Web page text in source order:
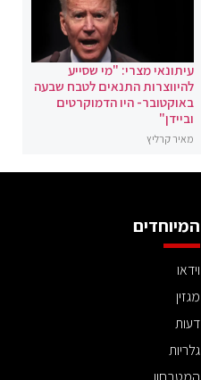
עיתונאי מצרי: "מי שסייע
להיווצרות התנאים לטבח שבעה
באוקטובר- היו הדמוקרטים
וביידן"
מאיר קרליץ
המיוחדים
וידאו
מגזין
דעות
גלריות